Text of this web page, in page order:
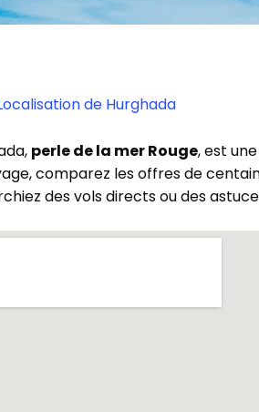
de Hurghada
perle de la mer Rouge, est une
comparez les offres de
des vols directs ou des